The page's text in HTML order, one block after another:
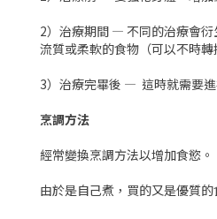
2）治療期間 — 不同的治療會
流質或柔軟的食物（可以不時
3）治療完畢後 — 這時就需要
烹調方法
經常變換烹調方法以增加食慾。
由於是自己煮，買的又是優質